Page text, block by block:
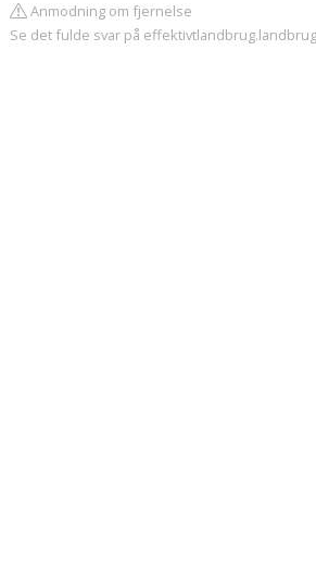
Anmodning om fjernelse
Se det fulde svar på